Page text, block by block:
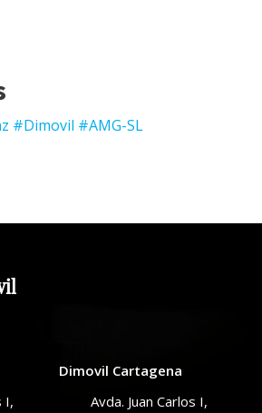
#Dimovil #AMG-SL
I,
Dimovil Cartagena
Avda. Juan Carlos I,